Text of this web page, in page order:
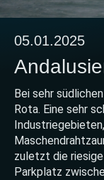
05.01.2025
Bei sehr
Rota. Eine sehr
zuletzt die
Parkplatz